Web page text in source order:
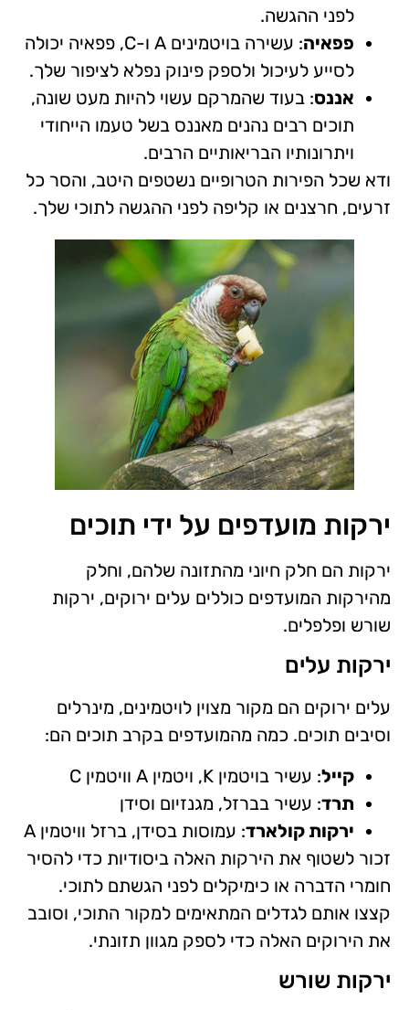
לפני ההגשה.
פפאיה
: עשירה בויטמינים A ו-C, פפאיה יכולה
לסייע לעיכול ולספק פינוק נפלא לציפור שלך.
אננס: בעוד שהמרקם עשוי להיות מעט שונה,
תוכים רבים נהנים מאננס בשל טעמו הייחודי
ויתרונותיו הבריאותיים הרבים.
ודא שכל הפירות הטרופיים נשטפים היטב, והסר כל
זרעים, חרצנים או קליפה לפני ההגשה לתוכי שלך.
ירקות מועדפים על ידי תוכים
ירקות הם חלק חיוני מהתזונה שלהם, וחלק
מהירקות המועדפים כוללים עלים ירוקים, ירקות
שורש ופלפלים.
ירקות עלים
עלים ירוקים הם מקור מצוין לויטמינים, מינרלים
וסיבים תוכים. כמה מהמועדפים בקרב תוכים הם:
קייל: עשיר בויטמין K, ויטמין A וויטמין C
תרד: עשיר בברזל, מגנזיום וסידן
ירקות קולארד: עמוסות בסידן, ברזל וויטמין A
זכור לשטוף את הירקות האלה ביסודיות כדי להסיר
חומרי הדברה או כימיקלים לפני הגשתם לתוכי.
קצצו אותם לגדלים המתאימים למקור התוכי, וסובב
את הירוקים האלה כדי לספק מגוון תזונתי.
ירקות שורש